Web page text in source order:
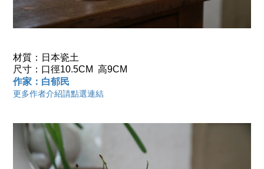
材質： 日本瓷土
尺寸：口徑10.5CM 高9CM
作家：白郁民
更多作者介紹請點選連結